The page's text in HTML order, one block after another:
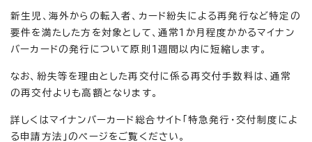
新生児、海外からの転入者、カード紛失による再発行など特定の
要件を満たした方を対象として、通常1か月程度かかるマイナン
バーカードの発行について原則1週間以内に短縮します。
なお、紛失等を理由とした再交付に係る再交付手数料は、通常
の再交付よりも高額となります。
詳しくはマイナンバーカード総合サイト「特急発行・交付制度によ
る申請方法」のページをご覧ください。